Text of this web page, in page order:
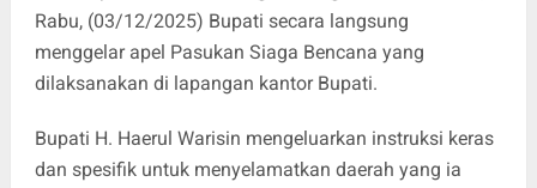
Rabu, (03/12/2025) Bupati secara langsung
menggelar apel Pasukan Siaga Bencana yang
dilaksanakan di lapangan kantor Bupati.
Bupati H. Haerul Warisin mengeluarkan instruksi keras
dan spesifik untuk menyelamatkan daerah yang ia